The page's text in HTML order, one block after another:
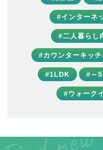
#インターネ
#二人暮らし
#カウンターキッチ
#1LDK #～5
#ウォーク